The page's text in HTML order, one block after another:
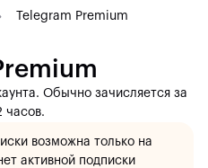
Telegram Premium
Обычно зачисляется за
часов.
возможна только на
активной подписки